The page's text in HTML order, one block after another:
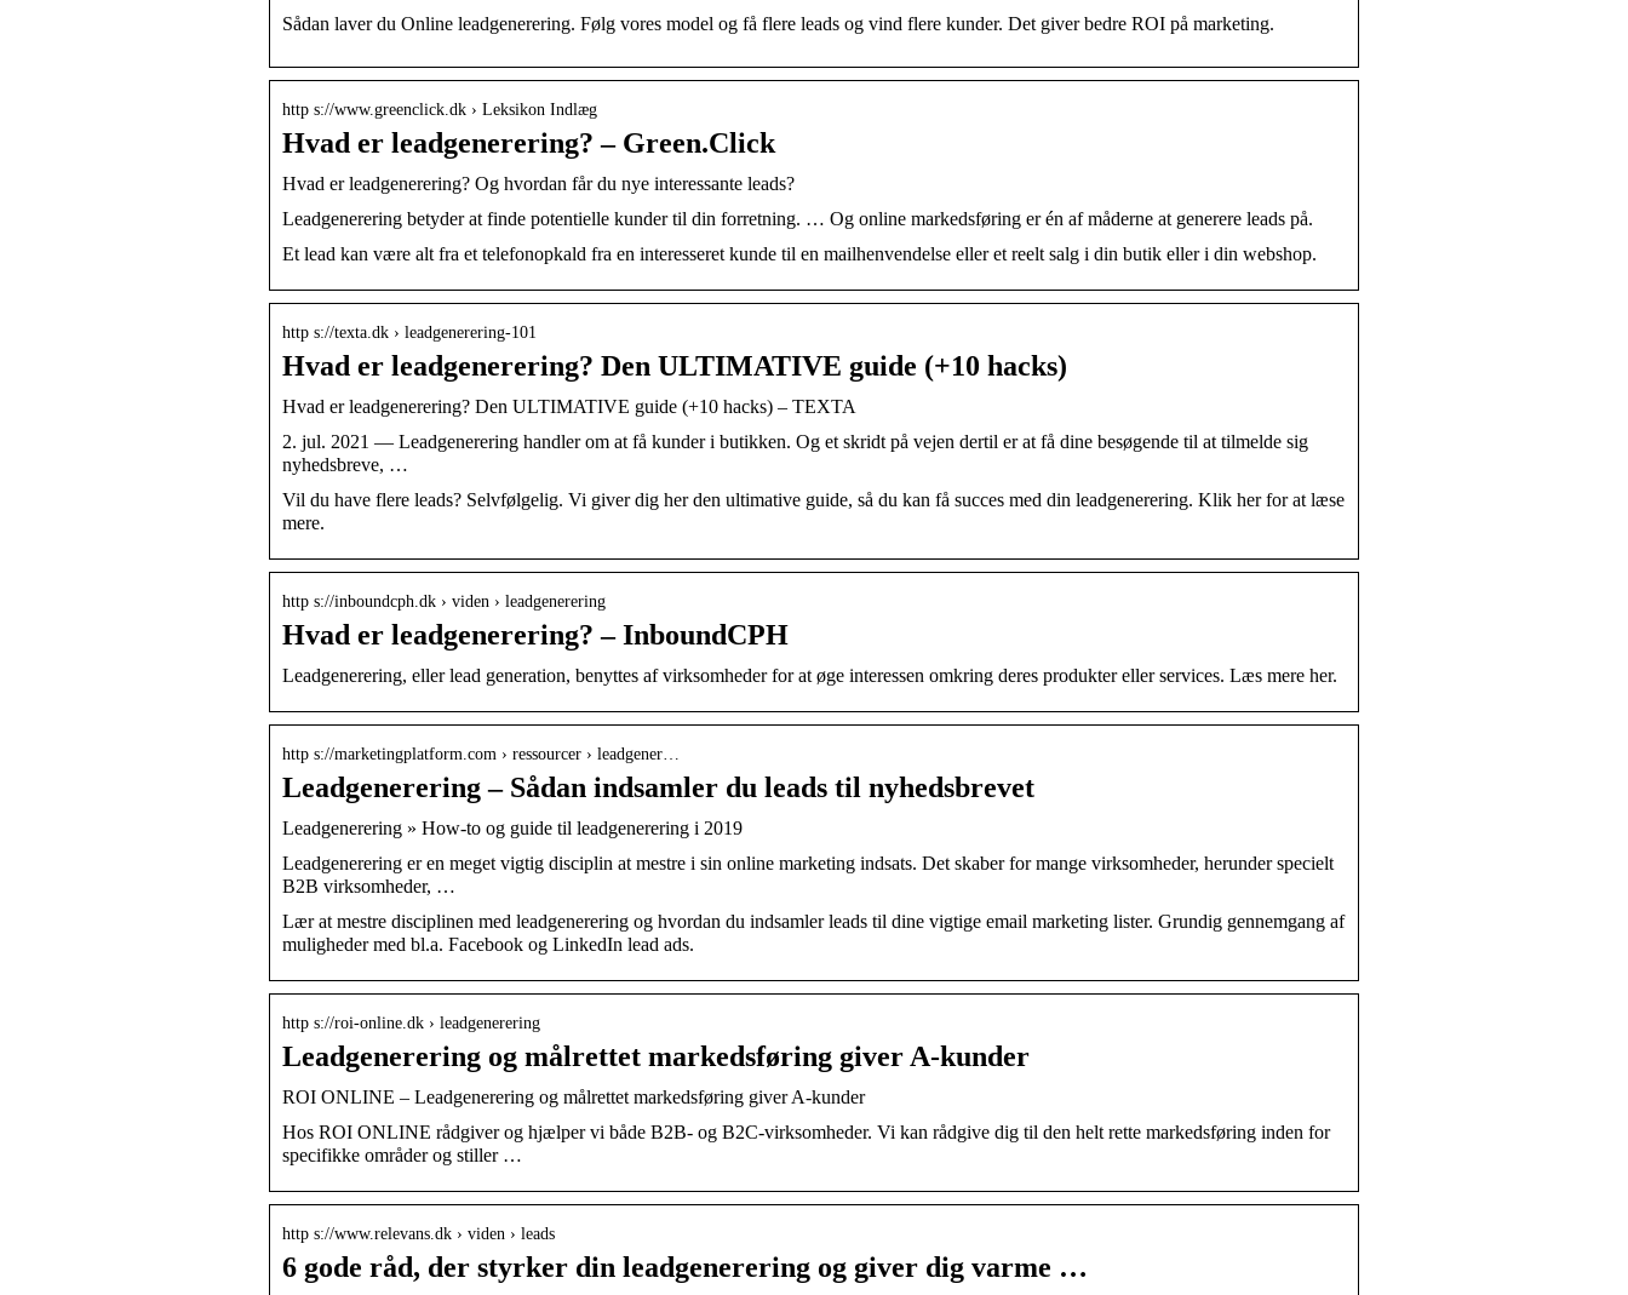
Sådan laver du Online leadgenerering. Følg vores model og få flere leads og vind flere kunder. Det giver bedre ROI på marketing.
http s://www.greenclick.dk › Leksikon Indlæg
Hvad er leadgenerering? – Green.Click
Hvad er leadgenerering? Og hvordan får du nye interessante leads?
Leadgenerering betyder at finde potentielle kunder til din forretning. … Og online markedsføring er én af måderne at generere leads på.
Et lead kan være alt fra et telefonopkald fra en interesseret kunde til en mailhenvendelse eller et reelt salg i din butik eller i din webshop.
http s://texta.dk › leadgenerering-101
Hvad er leadgenerering? Den ULTIMATIVE guide (+10 hacks)
Hvad er leadgenerering? Den ULTIMATIVE guide (+10 hacks) – TEXTA
2. jul. 2021 — Leadgenerering handler om at få kunder i butikken. Og et skridt på vejen dertil er at få dine besøgende til at tilmelde sig
nyhedsbreve, …
Vil du have flere leads? Selvfølgelig. Vi giver dig her den ultimative guide, så du kan få succes med din leadgenerering. Klik her for at læse
mere.
http s://inboundcph.dk › viden › leadgenerering
Hvad er leadgenerering? – InboundCPH
Leadgenerering, eller lead generation, benyttes af virksomheder for at øge interessen omkring deres produkter eller services. Læs mere her.
http s://marketingplatform.com › ressourcer › leadgener…
Leadgenerering – Sådan indsamler du leads til nyhedsbrevet
Leadgenerering » How-to og guide til leadgenerering i 2019
Leadgenerering er en meget vigtig disciplin at mestre i sin online marketing indsats. Det skaber for mange virksomheder, herunder specielt
B2B virksomheder, …
Lær at mestre disciplinen med leadgenerering og hvordan du indsamler leads til dine vigtige email marketing lister. Grundig gennemgang af
muligheder med bl.a. Facebook og LinkedIn lead ads.
http s://roi-online.dk › leadgenerering
Leadgenerering og målrettet markedsføring giver A-kunder
ROI ONLINE – Leadgenerering og målrettet markedsføring giver A-kunder
Hos ROI ONLINE rådgiver og hjælper vi både B2B- og B2C-virksomheder. Vi kan rådgive dig til den helt rette markedsføring inden for
specifikke områder og stiller …
http s://www.relevans.dk › viden › leads
6 gode råd, der styrker din leadgenerering og giver dig varme …